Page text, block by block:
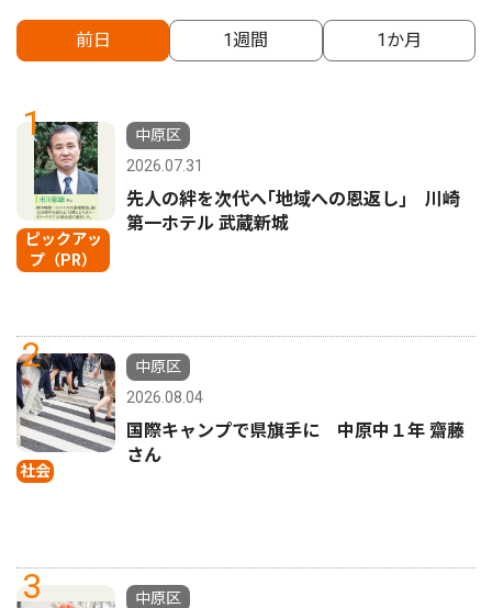
前日 1週間 1か月
1
ピックアッ
プ（PR）
中原区
2026.07.31
先人の絆を次代へ｢地域への恩返し｣ 川崎
第一ホテル 武蔵新城
2
社会
中原区
2026.08.04
国際キャンプで県旗手に 中原中１年 齋藤
さん
3
中原区